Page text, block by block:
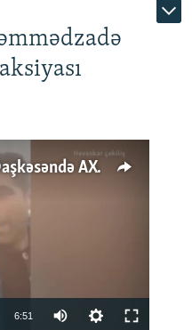
'Məni təpiklədilər ki...' - Daşkəsəndə AXCP fəalının yaxınları onun həbsinə etiraz edirlər
available
6:51